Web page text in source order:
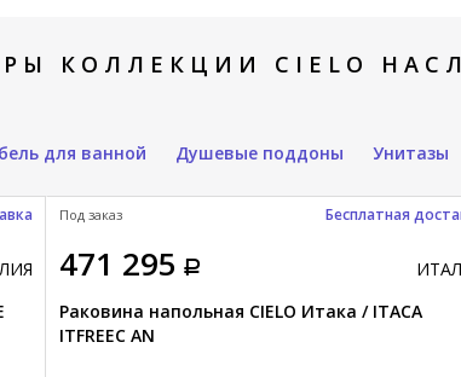
КОЛЛЕКЦИИ CIELO
для ванной Душевые поддоны Унитазы
471 295
Раковина напольная CIELO Итака / ITACA
ITFREEC AN
Под заказ Бесплатная